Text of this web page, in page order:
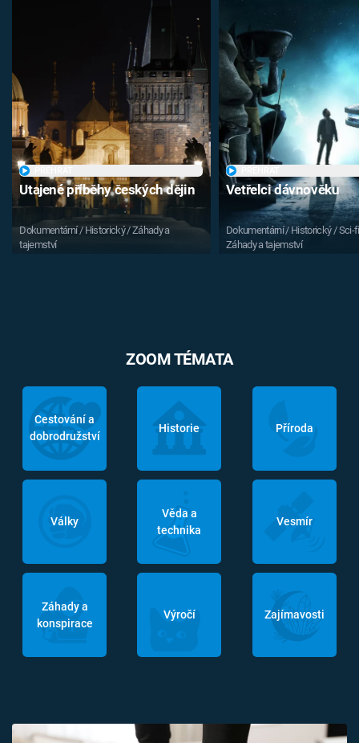
Utajené příběhy českých dějin
Dokumentární / Historický / Záhady a
tajemství
Vetřelci dávnověku
Dokumentární / Historický / Sci-
Záhady a tajemství
ZOOM TÉMATA
Cestování a
dobrodružství
Historie Příroda
Války
Věda a
technika
Vesmír
Záhady a
konspirace
Výročí Zajímavosti